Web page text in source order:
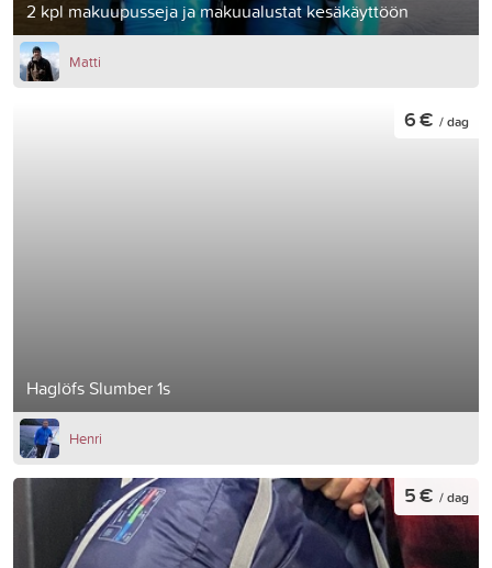
2 kpl makuupusseja ja makuualustat kesäkäyttöön
Matti
Haglöfs Slumber 1s
6 € / dag
Henri
5 € / dag